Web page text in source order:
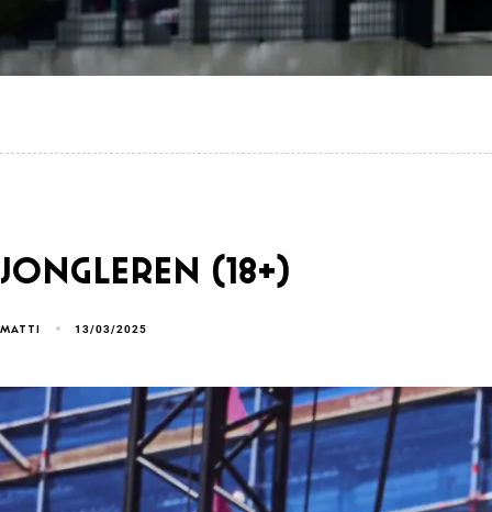
Jongleren (18+)
MATTI 13/03/2025